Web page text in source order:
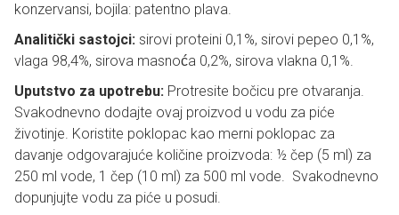
konzervansi, bojila: patentno plava.
Analitički sastojci: sirovi proteini 0,1%, sirovi pepeo 0,1%,
vlaga 98,4%, sirova masnoća 0,2%, sirova vlakna 0,1%.
Uputstvo za upotrebu: Protresite bočicu pre otvaranja.
Svakodnevno dodajte ovaj proizvod u vodu za piće
životinje. Koristite poklopac kao merni poklopac za
davanje odgovarajuće količine proizvoda: ½ čep (5 ml) za
250 ml vode, 1 čep (10 ml) za 500 ml vode. Svakodnevno
dopunjujte vodu za piće u posudi.